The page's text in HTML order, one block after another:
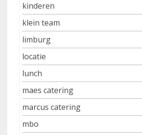
kinderen
klein team
limburg
locatie
lunch
maes catering
marcus catering
mbo